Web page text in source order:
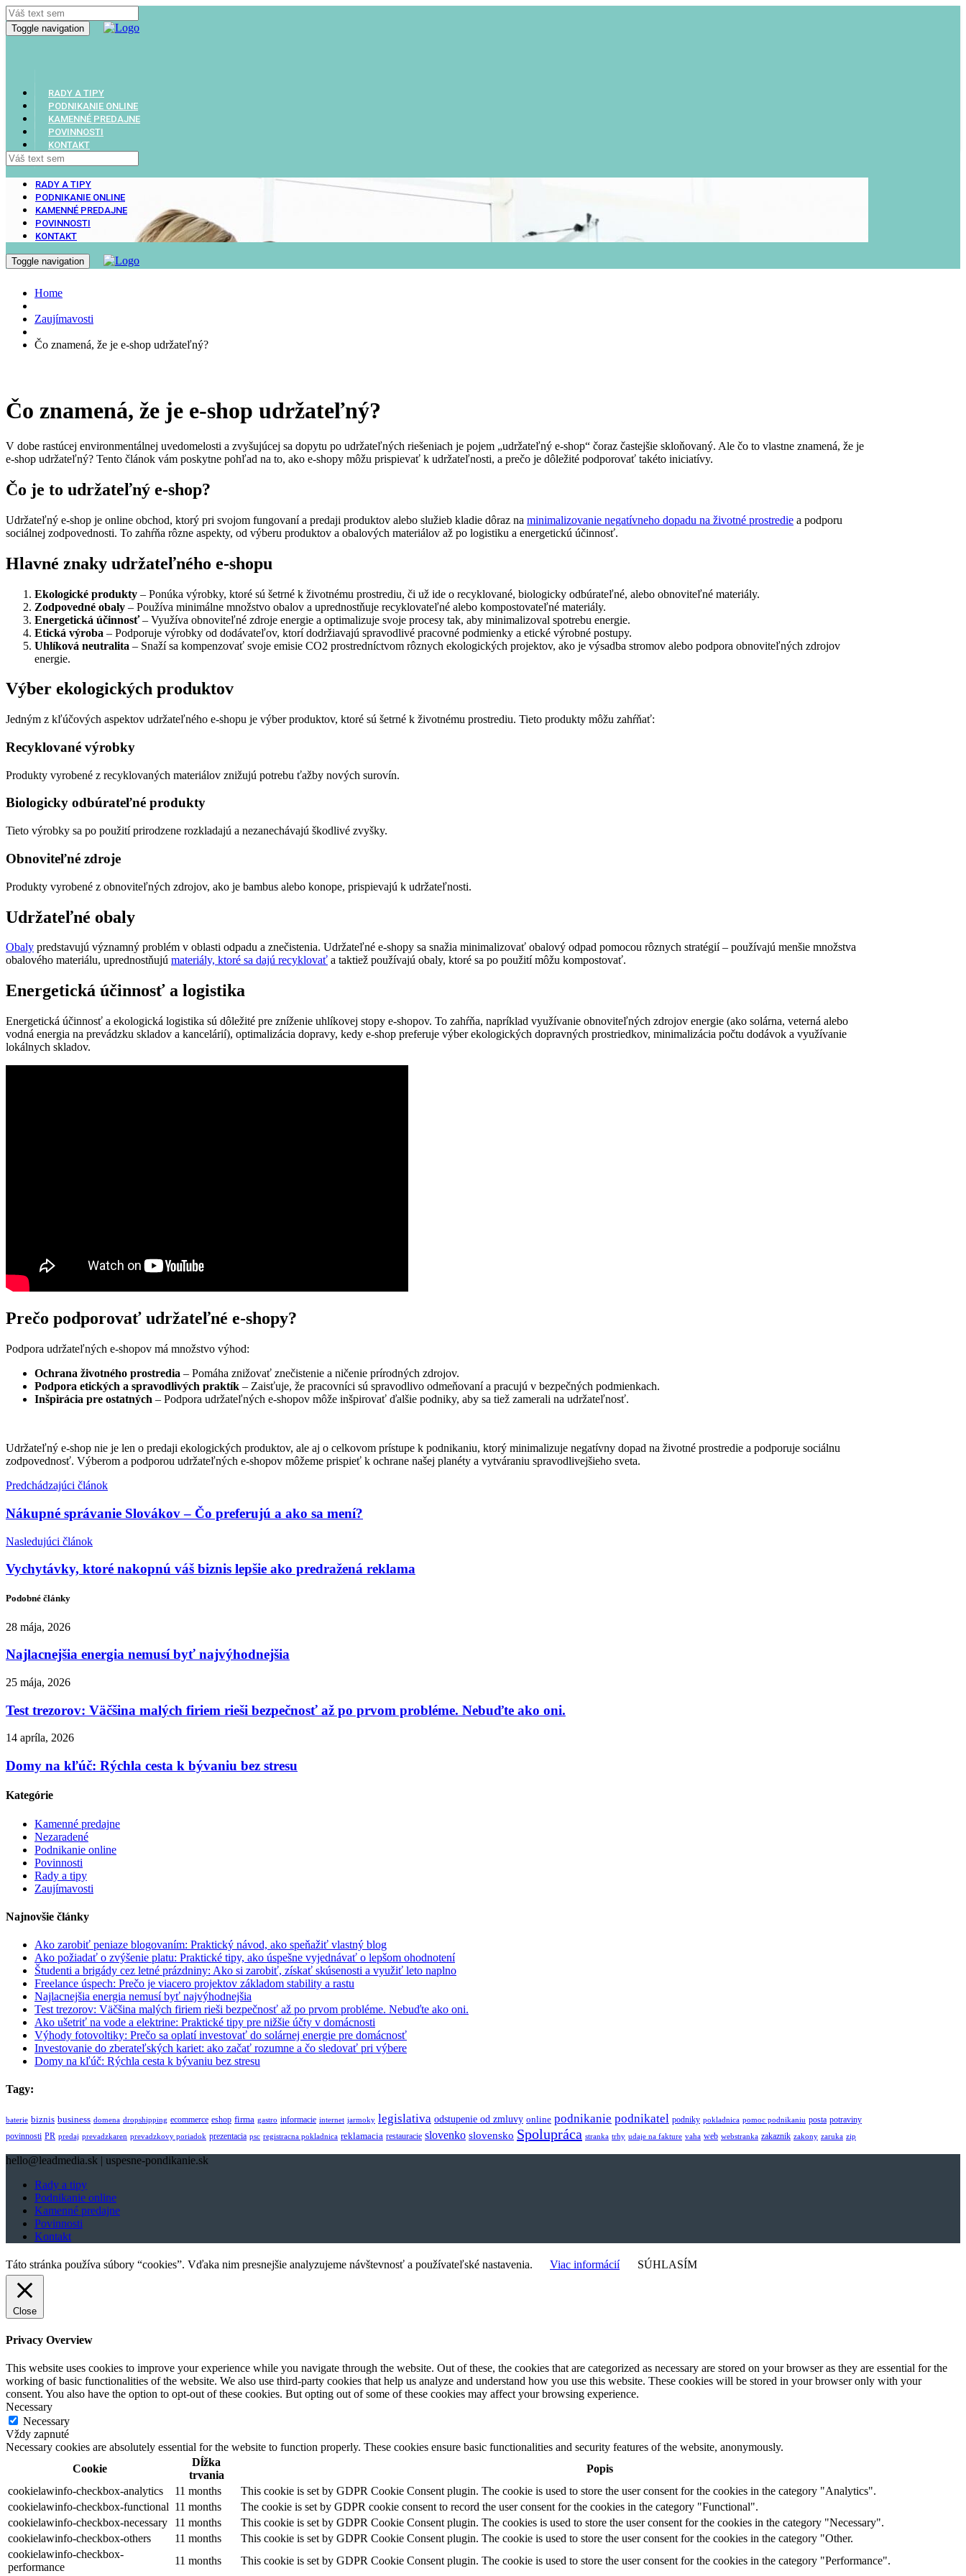
Toggle navigation
RADY A TIPY
PODNIKANIE ONLINE
KAMENNÉ PREDAJNE
POVINNOSTI
KONTAKT
RADY A TIPY
PODNIKANIE ONLINE
KAMENNÉ PREDAJNE
POVINNOSTI
KONTAKT
Toggle navigation
Home
Zaujímavosti
Čo znamená, že je e-shop udržateľný?
Čo znamená, že je e-shop udržateľný?
V dobe rastúcej environmentálnej uvedomelosti a zvyšujúcej sa dopytu po udržateľných riešeniach je pojem „udržateľný e-shop“ čoraz častejšie skloňovaný. Ale čo to vlastne znamená, že je
e-shop udržateľný? Tento článok vám poskytne pohľad na to, ako e-shopy môžu prispievať k udržateľnosti, a prečo je dôležité podporovať takéto iniciatívy.
Čo je to udržateľný e-shop?
Udržateľný e-shop je online obchod, ktorý pri svojom fungovaní a predaji produktov alebo služieb kladie dôraz na minimalizovanie negatívneho dopadu na životné prostredie a podporu
sociálnej zodpovednosti. To zahŕňa rôzne aspekty, od výberu produktov a obalových materiálov až po logistiku a energetickú účinnosť.
Hlavné znaky udržateľného e-shopu
Ekologické produkty – Ponúka výrobky, ktoré sú šetrné k životnému prostrediu, či už ide o recyklované, biologicky odbúrateľné, alebo obnoviteľné materiály.
Zodpovedné obaly – Používa minimálne množstvo obalov a uprednostňuje recyklovateľné alebo kompostovateľné materiály.
Energetická účinnosť– Využíva obnoviteľné zdroje energie a optimalizuje svoje procesy tak, aby minimalizoval spotrebu energie.
Etická výroba – Podporuje výrobky od dodávateľov, ktorí dodržiavajú spravodlivé pracovné podmienky a etické výrobné postupy.
Uhlíková neutralita – Snaží sa kompenzovať svoje emisie CO2 prostredníctvom rôznych ekologických projektov, ako je výsadba stromov alebo podpora obnoviteľných zdrojov
energie.
Výber ekologických produktov
Jedným z kľúčových aspektov udržateľného e-shopu je výber produktov, ktoré sú šetrné k životnému prostrediu. Tieto produkty môžu zahŕňať:
Recyklované výrobky
Produkty vyrobené z recyklovaných materiálov znižujú potrebu ťažby nových surovín.
Biologicky odbúrateľné produkty
Tieto výrobky sa po použití prirodzene rozkladajú a nezanechávajú škodlivé zvyšky.
Obnoviteľné zdroje
Produkty vyrobené z obnoviteľných zdrojov, ako je bambus alebo konope, prispievajú k udržateľnosti.
Udržateľné obaly
Obaly predstavujú významný problém v oblasti odpadu a znečistenia. Udržateľné e-shopy sa snažia minimalizovať obalový odpad pomocou rôznych stratégií – používajú menšie množstva
obalového materiálu, uprednostňujú materiály, ktoré sa dajú recyklovať a taktiež používajú obaly, ktoré sa po použití môžu kompostovať.
Energetická účinnosť a logistika
Energetická účinnosť a ekologická logistika sú dôležité pre zníženie uhlíkovej stopy e-shopov. To zahŕňa, napríklad využívanie obnoviteľných zdrojov energie (ako solárna, veterná alebo
vodná energia na prevádzku skladov a kancelárií), optimalizácia dopravy, kedy e-shop preferuje výber ekologických dopravných prostriedkov, minimalizácia počtu dodávok a využívanie
lokálnych skladov.
Prečo podporovať udržateľné e-shopy?
Podpora udržateľných e-shopov má množstvo výhod:
Ochrana životného prostredia – Pomáha znižovať znečistenie a ničenie prírodných zdrojov.
Podpora etických a spravodlivých praktík – Zaisťuje, že pracovníci sú spravodlivo odmeňovaní a pracujú v bezpečných podmienkach.
Inšpirácia pre ostatných – Podpora udržateľných e-shopov môže inšpirovať ďalšie podniky, aby sa tiež zamerali na udržateľnosť.
Udržateľný e-shop nie je len o predaji ekologických produktov, ale aj o celkovom prístupe k podnikaniu, ktorý minimalizuje negatívny dopad na životné prostredie a podporuje sociálnu
zodpovednosť. Výberom a podporou udržateľných e-shopov môžeme prispieť k ochrane našej planéty a vytváraniu spravodlivejšieho sveta.
Predchádzajúci článok
Nákupné správanie Slovákov – Čo preferujú a ako sa mení?
Nasledujúci článok
Vychytávky, ktoré nakopnú váš biznis lepšie ako predražená reklama
Podobné články
28 mája, 2026
Najlacnejšia energia nemusí byť najvýhodnejšia
25 mája, 2026
Test trezorov: Väčšina malých firiem rieši bezpečnosť až po prvom probléme. Nebuďte ako oni.
14 apríla, 2026
Domy na kľúč: Rýchla cesta k bývaniu bez stresu
Kategórie
Kamenné predajne
Nezaradené
Podnikanie online
Povinnosti
Rady a tipy
Zaujímavosti
Najnovšie články
Ako zarobiť peniaze blogovaním: Praktický návod, ako speňažiť vlastný blog
Ako požiadať o zvýšenie platu: Praktické tipy, ako úspešne vyjednávať o lepšom ohodnotení
Študenti a brigády cez letné prázdniny: Ako si zarobiť, získať skúsenosti a využiť leto naplno
Freelance úspech: Prečo je viacero projektov základom stability a rastu
Najlacnejšia energia nemusí byť najvýhodnejšia
Test trezorov: Väčšina malých firiem rieši bezpečnosť až po prvom probléme. Nebuďte ako oni.
Ako ušetriť na vode a elektrine: Praktické tipy pre nižšie účty v domácnosti
Výhody fotovoltiky: Prečo sa oplatí investovať do solárnej energie pre domácnosť
Investovanie do zberateľských kariet: ako začať rozumne a čo sledovať pri výbere
Domy na kľúč: Rýchla cesta k bývaniu bez stresu
Tagy:
baterie biznis business domena dropshipping ecommerce eshop firma gastro informacie internet jarmoky legislativa odstupenie od zmluvy online podnikanie podnikatel podniky pokladnica pomoc podnikaniu posta potraviny
povinnosti PR predaj prevadzkaren prevadzkovy poriadok prezentacia psc registracna pokladnica reklamacia restauracie slovenko slovensko Spolupráca stranka trhy udaje na fakture vaha web webstranka zakaznik zakony zaruka zip
hello@leadmedia.sk | uspesne-pondikanie.sk
Rady a tipy
Podnikanie online
Kamenné predajne
Povinnosti
Kontakt
Táto stránka používa súbory “cookies”. Vďaka nim presnejšie analyzujeme návštevnosť a používateľské nastavenia. Viac informácií SÚHLASÍM
Close
Privacy Overview
This website uses cookies to improve your experience while you navigate through the website. Out of these, the cookies that are categorized as necessary are stored on your browser as they are essential for the
working of basic functionalities of the website. We also use third-party cookies that help us analyze and understand how you use this website. These cookies will be stored in your browser only with your
consent. You also have the option to opt-out of these cookies. But opting out of some of these cookies may affect your browsing experience.
Necessary
Necessary
Vždy zapnuté
Necessary cookies are absolutely essential for the website to function properly. These cookies ensure basic functionalities and security features of the website, anonymously.
Cookie
Dĺžka
trvania
Popis
cookielawinfo-checkbox-analytics
11 months
This cookie is set by GDPR Cookie Consent plugin. The cookie is used to store the user consent for the cookies in the category "Analytics".
cookielawinfo-checkbox-functional 11 months
The cookie is set by GDPR cookie consent to record the user consent for the cookies in the category "Functional".
cookielawinfo-checkbox-necessary
11 months
This cookie is set by GDPR Cookie Consent plugin. The cookies is used to store the user consent for the cookies in the category "Necessary".
cookielawinfo-checkbox-others
11 months
This cookie is set by GDPR Cookie Consent plugin. The cookie is used to store the user consent for the cookies in the category "Other.
cookielawinfo-checkbox-
performance
11 months This cookie is set by GDPR Cookie Consent plugin. The cookie is used to store the user consent for the cookies in the category "Performance".